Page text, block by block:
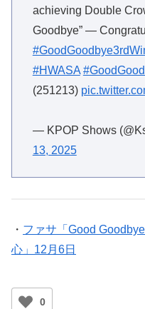
achieving Double
Goodbye” —
#HWASA
(251213)
— KPOP Shows
13, 2025
・ ファサ「Good
心」12月6日
0